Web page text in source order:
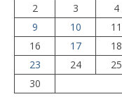
2
3 4
9
10 11
16
17 18
23
24 25
30